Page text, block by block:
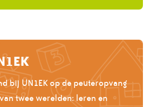
bij UN1EK op de peuteropvang
twee werelden: leren en